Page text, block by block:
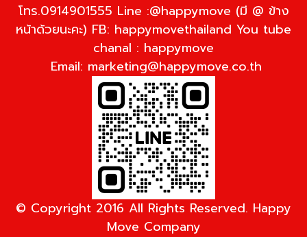
โทร.0914901555 Line :@happymove (มี @ ข้าง
หน้าด้วยนะคะ) FB: happymovethailand You tube
chanal : happymove
Email: marketing@happymove.co.th
© Copyright 2016 All Rights Reserved. Happy
Move Company